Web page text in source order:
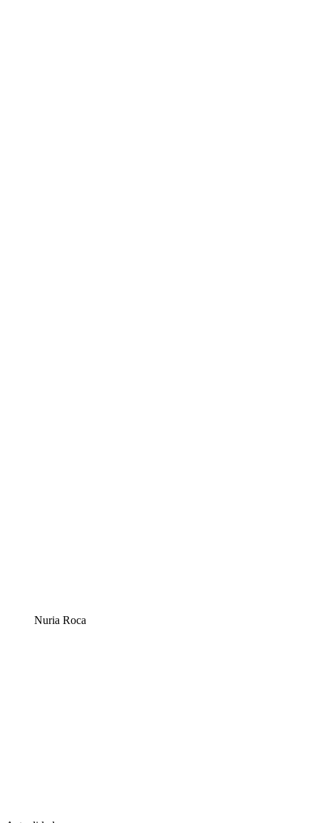
Nuria Roca